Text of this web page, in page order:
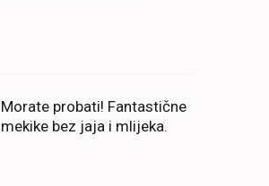
Morate probati! Fantastične
mekike bez jaja i mlijeka.